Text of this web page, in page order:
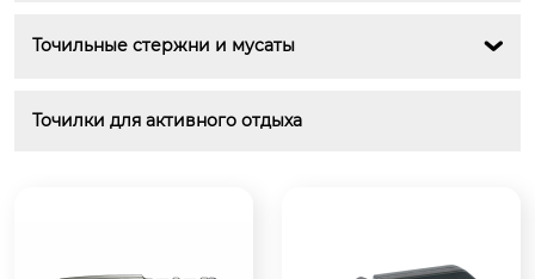
Точильные стержни и мусаты 
Точилки для активного отдыха